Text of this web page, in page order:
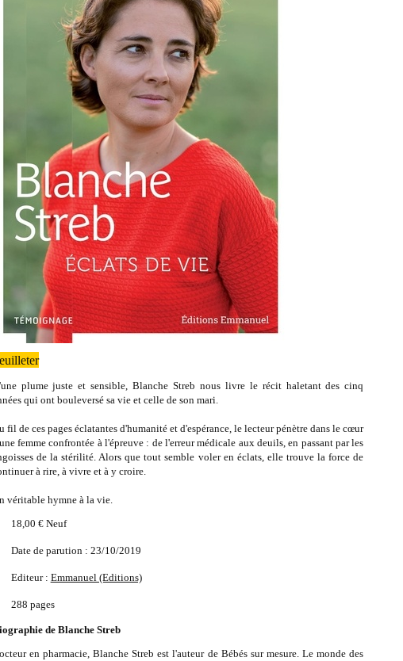
plume juste et sensible, Blanche Streb nous livre le récit haletant des cinq
qui ont bouleversé sa vie et celle de son mari.
fil de ces pages éclatantes d'humanité et d'espérance, le lecteur pénètre dans le cœur
femme confrontée à l'épreuve : de l'erreur médicale aux deuils, en passant par les
de la stérilité. Alors que tout semble voler en éclats, elle trouve la force de
à rire, à vivre et à y croire.
véritable hymne à la vie.
18,00 € Neuf
Date de parution : 23/10/2019
Editeur : Emmanuel (Editions)
288 pages
de Blanche Streb
en pharmacie, Blanche Streb est l'auteur de Bébés sur mesure. Le monde des